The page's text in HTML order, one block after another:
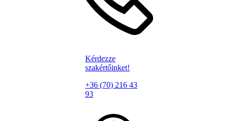
Kérdezze
szakértőinket!
+36 (70) 216 43
93